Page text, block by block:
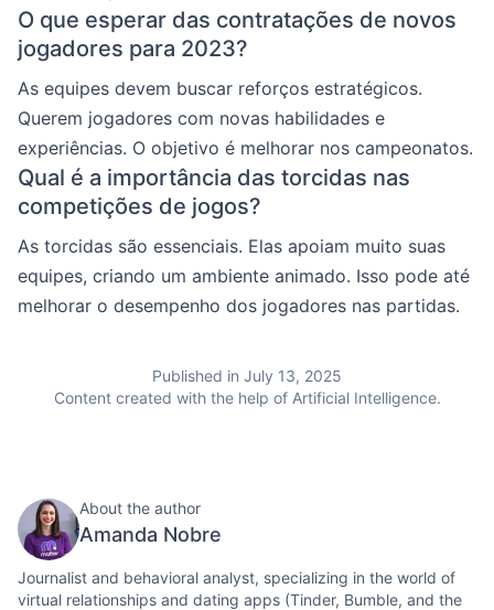
O que esperar das contratações de novos
jogadores para 2023?
As equipes devem buscar reforços estratégicos.
Querem jogadores com novas habilidades e
experiências. O objetivo é melhorar nos campeonatos.
Qual é a importância das torcidas nas
competições de jogos?
As torcidas são essenciais. Elas apoiam muito suas
equipes, criando um ambiente animado. Isso pode até
melhorar o desempenho dos jogadores nas partidas.
Published in July 13, 2025
Content created with the help of Artificial Intelligence.
About the author
Amanda Nobre
Journalist and behavioral analyst, specializing in the world of
virtual relationships and dating apps (Tinder, Bumble, and the